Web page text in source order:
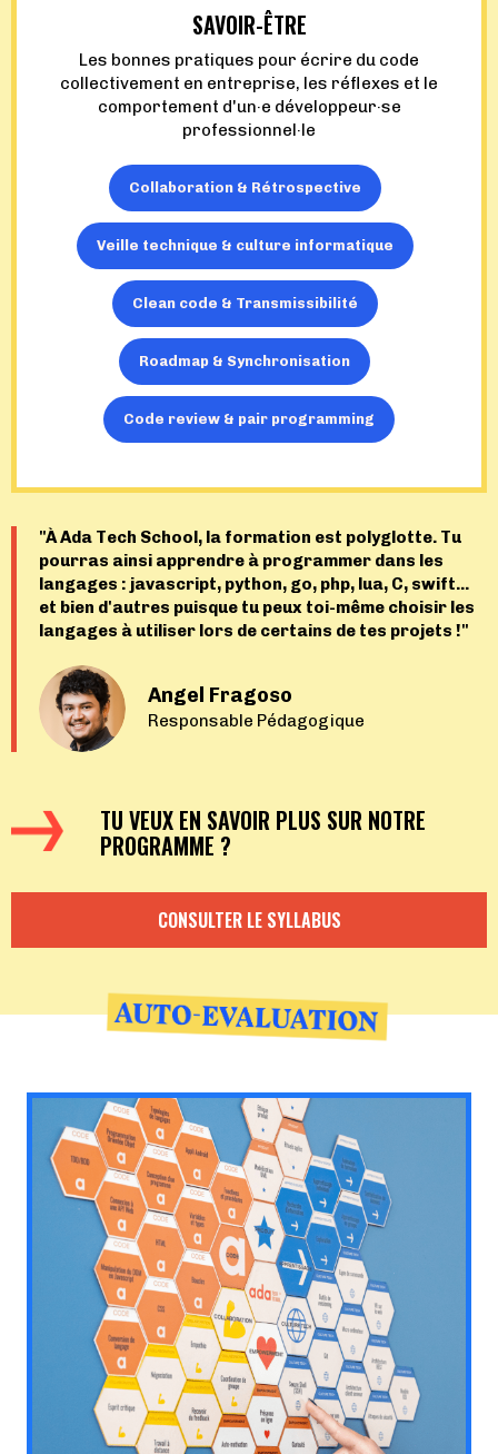
SAVOIR-ÊTRE
Les bonnes pratiques pour écrire du code
collectivement en entreprise, les réflexes et le
comportement d'un·e développeur·se
professionnel·le
Collaboration & Rétrospective
Veille technique & culture informatique
Clean code & Transmissibilité
Roadmap & Synchronisation
Code review & pair programming
"À Ada Tech School, la formation est polyglotte. Tu
pourras ainsi apprendre à programmer dans les
langages : javascript, python, go, php, lua, C, swift...
et bien d'autres puisque tu peux toi-même choisir les
langages à utiliser lors de certains de tes projets !"
Angel Fragoso
Responsable Pédagogique
TU VEUX EN SAVOIR PLUS SUR NOTRE
PROGRAMME ?
CONSULTER LE SYLLABUS